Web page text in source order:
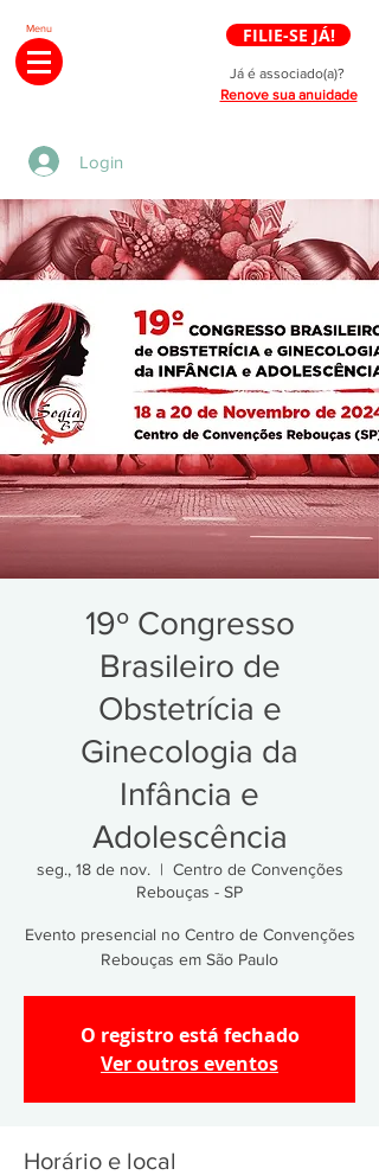
Menu FILIE-SE JÁ!
Já é associado(a)?
Renove sua anuidade
Login
19º Congresso
Brasileiro de
Obstetrícia e
Ginecologia da
Infância e
Adolescência
seg., 18 de nov.
  |
Centro de Convenções
Rebouças - SP
Evento presencial no Centro de Convenções
Rebouças em São Paulo
O registro está fechado
Ver outros eventos
Horário e local